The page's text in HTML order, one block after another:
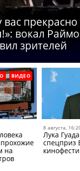
вас прекрасно
вокал
зрителей
ВИДЕО
на
8 августа,
Лука
спецприз